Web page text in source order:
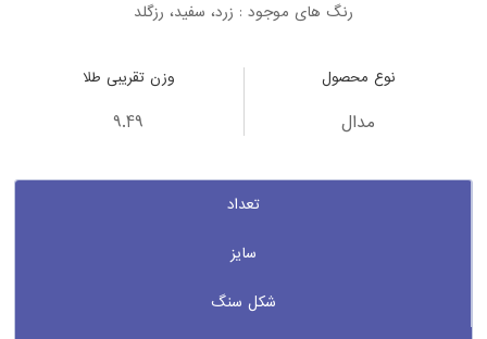
رنگ های موجود : زرد، سفید، رزگلد
نوع محصول
مدال
وزن تقریبی طلا
9.49
تعداد
سایز
شکل سنگ